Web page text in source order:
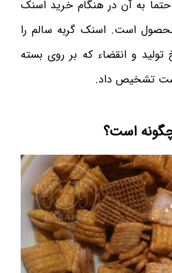
به آن در هنگام خرید اسنک
است. اسنک گربه سالم را
تولید و انقضاء که بر روی بسته
تشخیص داد.
است؟